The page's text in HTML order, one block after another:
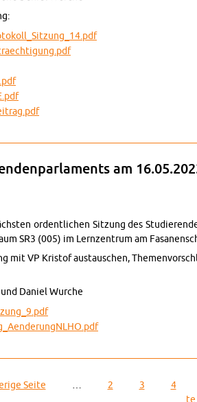
am
or­dent­li­chen Sit­zung des
SR3 (005) im Lern­zen­trum am
mit VP Kris­tof aus­tau­schen,
Da­ni­el Wur­che
Seite … 2 3 4
te